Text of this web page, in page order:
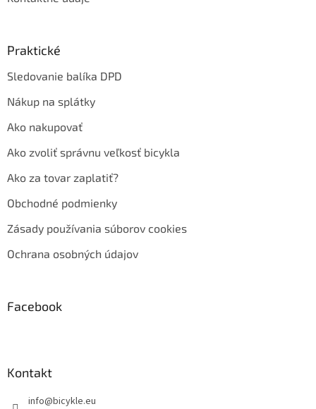
Praktické
Sledovanie balíka DPD
Nákup na splátky
Ako nakupovať
Ako zvoliť správnu veľkosť bicykla
Ako za tovar zaplatiť?
Obchodné podmienky
Zásady používania súborov cookies
Ochrana osobných údajov
Facebook
Kontakt
info@bicykle.eu